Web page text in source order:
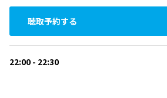
聴取予約する
22:00 - 22:30